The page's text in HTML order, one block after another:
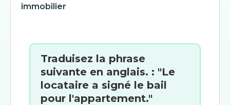
immobilier
Traduisez la phrase
suivante en anglais. : "Le
locataire a signé le bail
pour l'appartement."